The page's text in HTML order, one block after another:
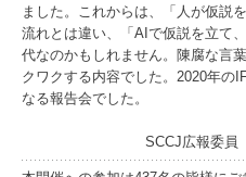
ました。これからは、「人が仮説
流れとは違い、「AIで仮説を立て
代なのかもしれません。陳腐な言
クワクする内容でした。2020年の
なる報告会でした。
SCCJ広報委員